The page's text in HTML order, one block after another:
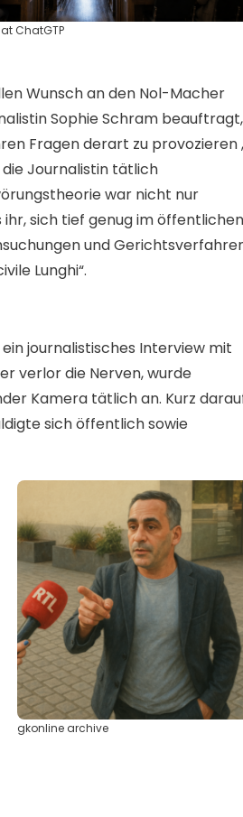
ChatGTP
Wunsch an den Nol-Macher
Sophie Schram beauftragt,
Fragen derart zu provozieren ,
Journalistin tätlich
war nicht nur
sich tief genug im öffentlichen
und
Lunghi“.
journalistisches Interview mit
verlor die Nerven, wurde
Kamera tätlich an. Kurz
sich öffentlich sowie
gkonline archive